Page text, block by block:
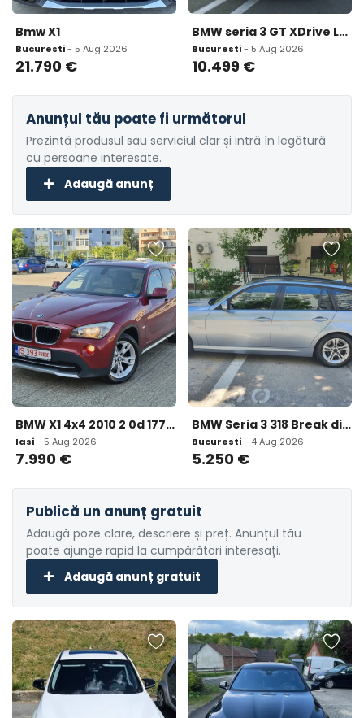
Bmw X1
Bucuresti- 5 Aug 2026
21.790 €
BMW seria 3 GT XDrive Luxury 10 499 eur
Bucuresti- 5 Aug 2026
10.499 €
Anunțul tău poate fi următorul
Prezintă produsul sau serviciul clar și intră în legătură
cu persoane interesate.
Adaugă anunț
BMW X1 4x4 2010 2 0d 177 CP euro 5 automata / RATE fara avans 7 990 eur
Iasi- 5 Aug 2026
7.990 €
BMW Seria 3 318 Break distributie noua cutie automata euro 5 Webasto 5 250 eur
Bucuresti- 4 Aug 2026
5.250 €
Publică un anunț gratuit
Adaugă poze clare, descriere și preț. Anunțul tău
poate ajunge rapid la cumpărători interesați.
Adaugă anunț gratuit